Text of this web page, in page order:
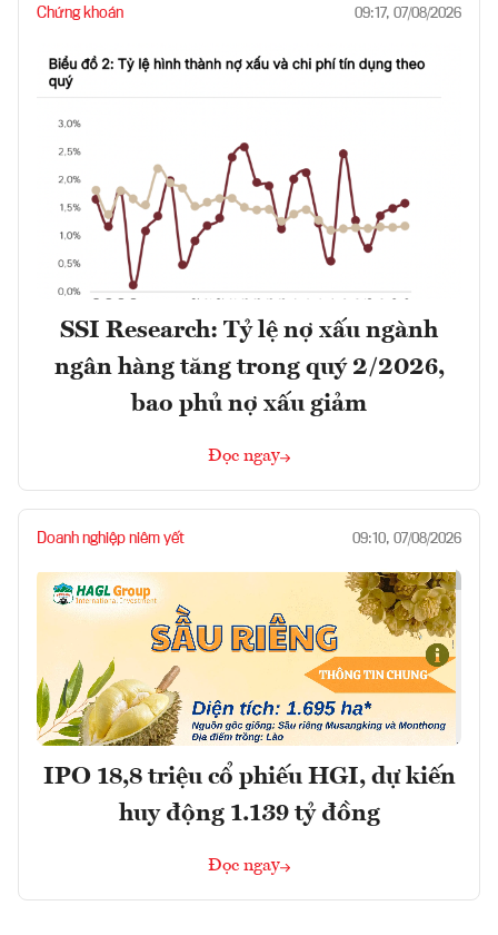
Chứng khoán 09:17, 07/08/2026
SSI Research: Tỷ lệ nợ xấu ngành
ngân hàng tăng trong quý 2/2026,
bao phủ nợ xấu giảm
Đọc ngay
Doanh nghiệp niêm yết 09:10, 07/08/2026
IPO 18,8 triệu cổ phiếu HGI, dự kiến
huy động 1.139 tỷ đồng
Đọc ngay